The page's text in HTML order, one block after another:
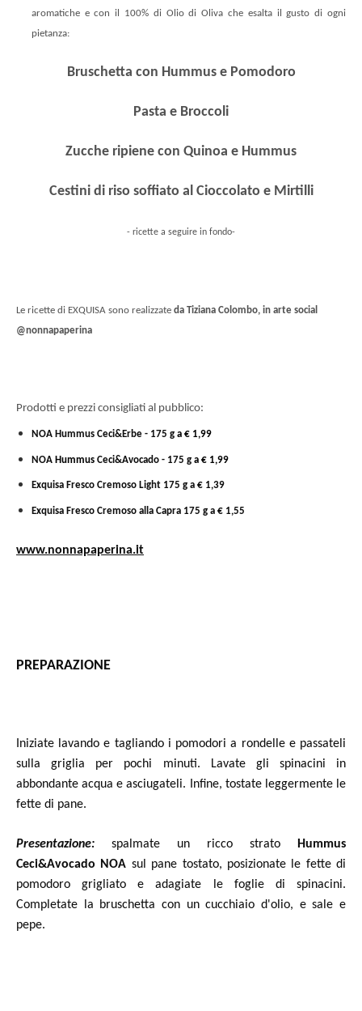
aromatiche e con il 100% di Olio di Oliva che esalta il gusto di ogni
pietanza:
Bruschetta con Hummus e Pomodoro
Pasta e Broccoli
Zucche ripiene con Quinoa e Hummus
Cestini di riso soffiato al Cioccolato e Mirtilli
- ricette a seguire in fondo-
Le ricette di EXQUISA sono realizzate da Tiziana Colombo, in arte social
@nonnapaperina
Prodotti e prezzi consigliati al pubblico:
NOA Hummus Ceci&Erbe - 175 g a € 1,99
NOA HummusCeci&Avocado - 175 g a € 1,99
Exquisa Fresco Cremoso Light 175 g a € 1,39
Exquisa Fresco Cremoso alla Capra 175 g a € 1,55
www.nonnapaperina.it
PREPARAZIONE
Iniziate lavando e tagliando i pomodori a rondelle e passateli
sulla griglia per pochi minuti. Lavate gli spinacini in
abbondante acqua e asciugateli. Infine, tostate leggermente le
fette di pane.
Presentazione: spalmate un ricco strato Hummus
Ceci&Avocado NOA sul pane tostato, posizionate le fette di
pomodoro grigliato e adagiate le foglie di spinacini.
Completate la bruschetta con un cucchiaio d'olio, e sale e
pepe.